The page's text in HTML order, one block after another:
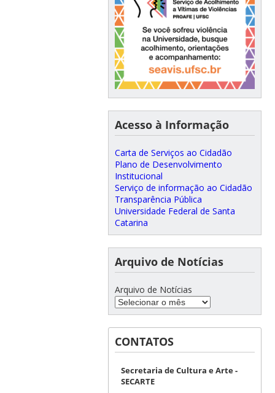
Acesso à Informação
Carta de Serviços ao Cidadão
Plano de Desenvolvimento
Institucional
Serviço de informação ao Cidadão
Transparência Pública
Universidade Federal de Santa
Catarina
Arquivo de Notícias
Arquivo de Notícias
CONTATOS
Secretaria de Cultura e Arte -
SECARTE